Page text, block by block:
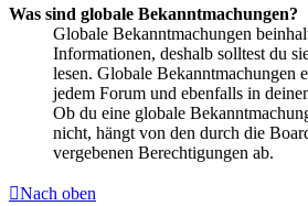
Was sind globale Bekanntmachungen?
Globale Bekanntmachungen
Informationen, deshalb solltest du
lesen. Globale Bekanntmachungen
jedem Forum und ebenfalls in
Ob du eine globale
nicht, hängt von den durch die
vergebenen Berechtigungen ab.
Nach oben